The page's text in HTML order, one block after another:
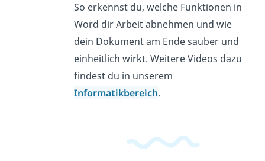
So erkennst du, welche Funktionen in
Word dir Arbeit abnehmen und wie
dein Dokument am Ende sauber und
einheitlich wirkt. Weitere Videos dazu
findest du in unserem
Informatikbereich.